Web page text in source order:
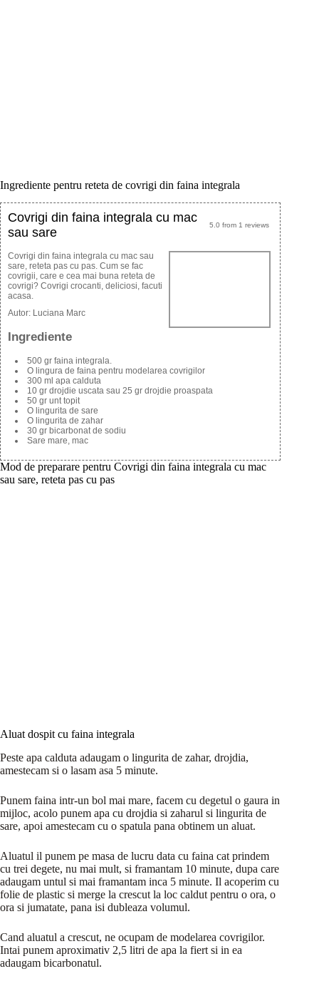
Ingrediente pentru reteta de covrigi din faina integrala
5.0 from 1 reviews
Covrigi din faina integrala cu mac
sau sare
Covrigi din faina integrala cu mac sau
sare, reteta pas cu pas. Cum se fac
covrigii, care e cea mai buna reteta de
covrigi? Covrigi crocanti, deliciosi, facuti
acasa.
Autor: Luciana Marc
Ingrediente
500 gr faina integrala.
O lingura de faina pentru modelarea covrigilor
300 ml apa calduta
10 gr drojdie uscata sau 25 gr drojdie proaspata
50 gr unt topit
O lingurita de sare
O lingurita de zahar
30 gr bicarbonat de sodiu
Sare mare, mac
Mod de preparare pentru Covrigi din faina integrala cu mac
sau sare, reteta pas cu pas
Aluat dospit cu faina integrala
Peste apa calduta adaugam o lingurita de zahar, drojdia,
amestecam si o lasam asa 5 minute.
Punem faina intr-un bol mai mare, facem cu degetul o gaura in
mijloc, acolo punem apa cu drojdia si zaharul si lingurita de
sare, apoi amestecam cu o spatula pana obtinem un aluat.
Aluatul il punem pe masa de lucru data cu faina cat prindem
cu trei degete, nu mai mult, si framantam 10 minute, dupa care
adaugam untul si mai framantam inca 5 minute. Il acoperim cu
folie de plastic si merge la crescut la loc caldut pentru o ora, o
ora si jumatate, pana isi dubleaza volumul.
Cand aluatul a crescut, ne ocupam de modelarea covrigilor.
Intai punem aproximativ 2,5 litri de apa la fiert si in ea
adaugam bicarbonatul.